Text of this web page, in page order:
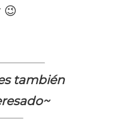
😉
también